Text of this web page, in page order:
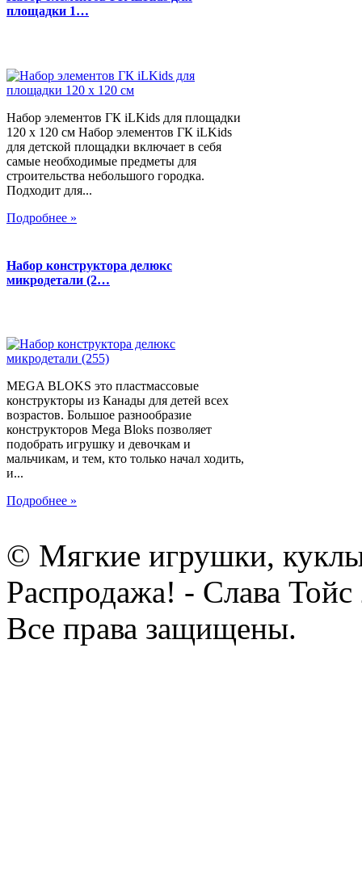
площадки 1…
Набор элементов ГК iLKids для площадки
120 х 120 см Набор элементов ГК iLKids
для детской площадки включает в себя
самые необходимые предметы для
строительства небольшого городка.
Подходит для...
Подробнее »
Набор конструктора делюкс
микродетали (2…
MEGA BLOKS это пластмассовые
конструкторы из Канады для детей всех
возрастов. Большое разнообразие
конструкторов Mega Bloks позволяет
подобрать игрушку и девочкам и
мальчикам, и тем, кто только начал ходить,
и...
Подробнее »
© Мягкие игрушки,
Распродажа! - Слава Тойс
Все права защищены.